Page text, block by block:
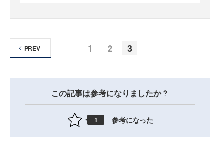
1 2 3
PREV
この記事は参考になりましたか？
1 参考になった